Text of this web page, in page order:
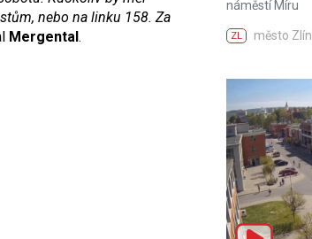
nebo na linku 158. Za
Mergental.
náměstí Míru
ZL město Zlín